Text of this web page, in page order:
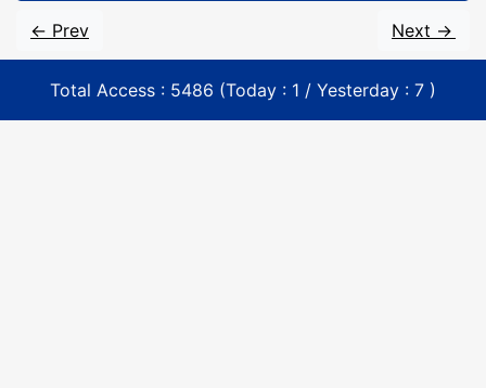
<- Prev Next ->
Total Access : 5486 (Today : 1 / Yesterday : 7 )